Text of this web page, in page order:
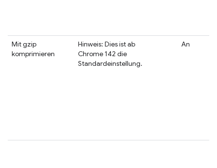
Mit gzip
komprimieren
Hinweis: Dies ist ab
Chrome 142 die
Standardeinstellung.
An